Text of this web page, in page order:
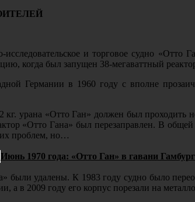
и торговое судно
когда был запущен 38-мегаваттный
Германии в 1960 году с вполне
кг. урана «Отто Ган» должен был
«Отто Гана» был перезаправлен. В
проблем, но…
Июнь 1970 года: «Отто Ган» в гавани
были удалены. К 1983 году судно было
а в 2009 году его корпус порезали на